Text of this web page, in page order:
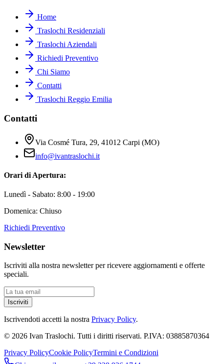
Home
Traslochi Residenziali
Traslochi Aziendali
Richiedi Preventivo
Chi Siamo
Contatti
Traslochi Reggio Emilia
Contatti
Via Cosmé Tura, 29, 41012 Carpi (MO)
info@ivantraslochi.it
Orari di Apertura:
Lunedì - Sabato: 8:00 - 19:00
Domenica: Chiuso
Richiedi Preventivo
Newsletter
Iscriviti alla nostra newsletter per ricevere aggiornamenti e offerte
speciali.
Iscriviti
Iscrivendoti accetti la nostra Privacy Policy.
© 2026 Ivan Traslochi. Tutti i diritti riservati. P.IVA: 03885870364
Privacy PolicyCookie PolicyTermini e Condizioni